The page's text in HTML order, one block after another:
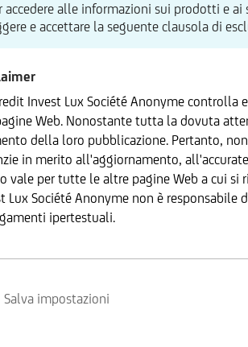
accedere alle informazioni sui prodotti e
e accettare la seguente clausola di
Invest Lux Société Anonyme
Web. Nonostante tutta la dovuta
della loro pubblicazione. Pertanto,
in merito all'aggiornamento,
vale per tutte le altre pagine Web a cui
Lux Société Anonyme non è
ipertestuali.
UniCredit Invest Lux Société Anonyme
fornite.
Salva impostazioni